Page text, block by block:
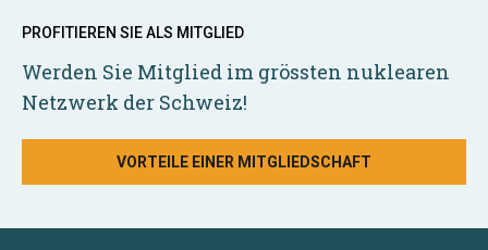
PROFITIEREN SIE ALS MITGLIED
Werden Sie Mitglied im grössten nuklearen
Netzwerk der Schweiz!
VORTEILE EINER MITGLIEDSCHAFT